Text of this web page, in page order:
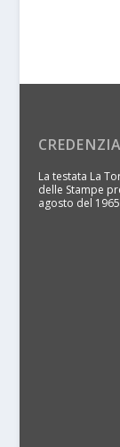
La testata La
delle Stampe
agosto del 1965